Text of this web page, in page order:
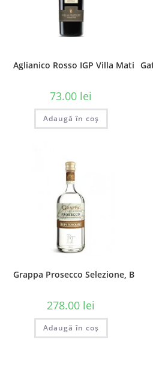
Aglianico Rosso IGP Villa Matilde,
73.00 lei
Adaugă în coș
Grappa Prosecco Selezione, Bepi
278.00 lei
Adaugă în coș